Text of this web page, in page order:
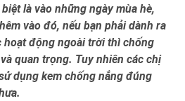
là vào những ngày mùa hè,
vào đó, nếu bạn phải dành ra
hoạt động ngoài trời thì chống
quan trọng. Tuy nhiên các chị
dụng kem chống nắng đúng